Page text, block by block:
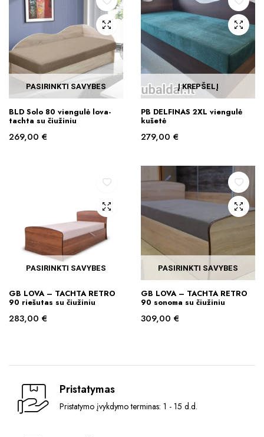
PASIRINKTI SAVYBES
product
has
chosen
product
page
BLD Solo 80 viengulė lova-
tachta su čiužiniu
269,00 €
Į KREPŠELĮ
PB DELFINAS 2XL viengulė
kušetė
279,00 €
PASIRINKTI SAVYBES
product
has
may
be
chosen
GB LOVA – TACHTA RETRO
90 riešutas su čiužiniu
283,00 €
PASIRINKTI SAVYBES
product
has
chosen
GB LOVA – TACHTA RETRO
90 sonoma su čiužiniu
309,00 €
Pristatymas
Pristatymo įvykdymo terminas: 1 - 15 d.d.